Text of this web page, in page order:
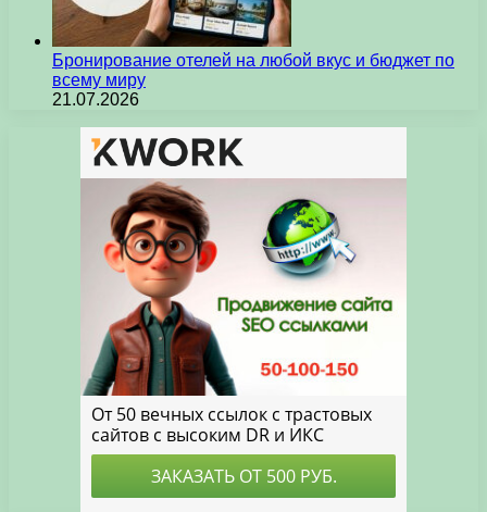
Бронирование отелей на любой вкус и бюджет по
всему миру
21.07.2026